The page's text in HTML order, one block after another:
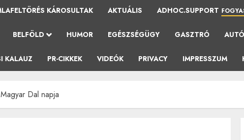
KÁROSULTAK AKTUÁLIS ADHOC.SUPPORT
BELFÖLD HUMOR EGÉSZSÉGÜGY GASZTRÓ AUTÓ
KALAUZ PR-CIKKEK VIDEÓK PRIVACY IMPRESSZUM
Dal napja